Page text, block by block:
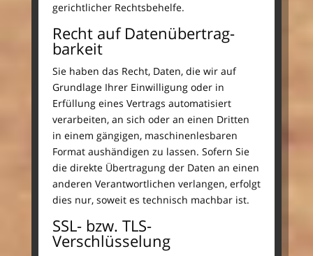
gerichtlicher Rechtsbehelfe.
Recht auf Daten­übertrag­
barkeit
Sie haben das Recht, Daten, die wir auf
Grundlage Ihrer Einwilligung oder in
Erfüllung eines Vertrags automatisiert
verarbeiten, an sich oder an einen Dritten
in einem gängigen, maschinenlesbaren
Format aushändigen zu lassen. Sofern Sie
die direkte Übertragung der Daten an einen
anderen Verantwortlichen verlangen, erfolgt
dies nur, soweit es technisch machbar ist.
SSL- bzw. TLS-
Verschlüsselung